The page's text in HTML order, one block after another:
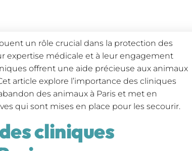
un rôle crucial dans la protection des
expertise médicale et à leur engagement
offrent une aide précieuse aux animaux
article explore l’importance des cliniques
des animaux à Paris et met en
qui sont mises en place pour les secourir.
cliniques